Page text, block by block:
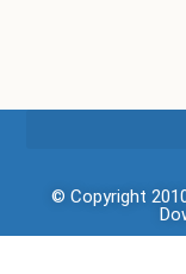
© Copyright